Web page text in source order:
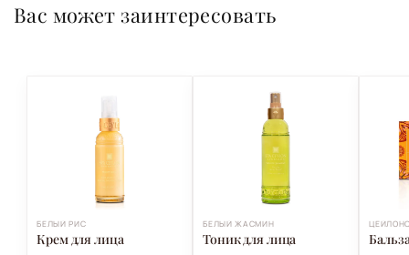
Вас может заинтересовать
БЕЛЫЙ РИС
Крем для лица
БЕЛЫЙ ЖАСМИН
Тоник для лица